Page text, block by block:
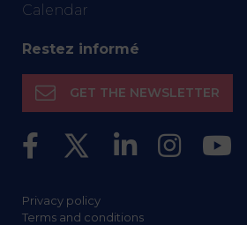
Calendar
Restez informé
GET THE NEWSLETTER
Privacy policy
Terms and conditions